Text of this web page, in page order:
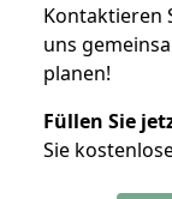
Kontaktieren
uns
planen!
Füllen Sie
Sie